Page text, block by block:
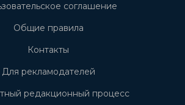
соглашение
Общие правила
Контакты
Для рекламодателей
редакционный процесс